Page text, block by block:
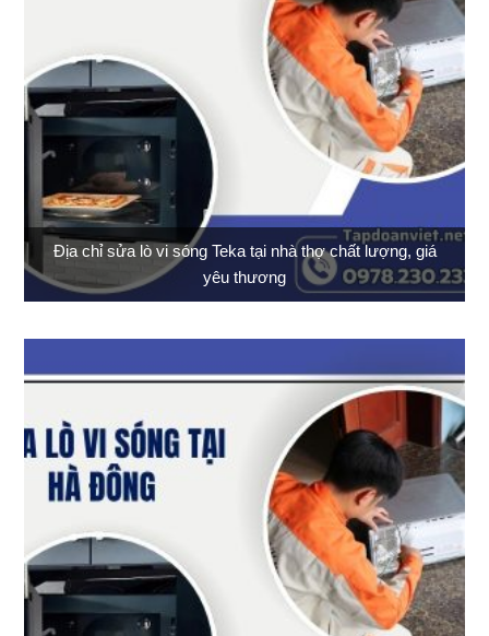
Địa chỉ sửa lò vi sóng Teka tại nhà thợ chất lượng, giá
yêu thương